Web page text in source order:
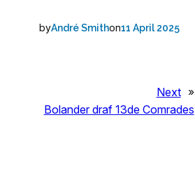
byAndré Smithon11 April 2025
Next »
Bolander draf 13de Comrades